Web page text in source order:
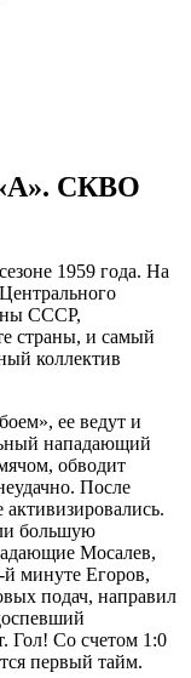
СКВО
1959 года. На
СССР,
страны, и самый
коллектив
ее ведут и
нападающий
обводит
После
большую
Мосалев,
минуте Егоров,
подач, направил
Гол! Со счетом 1:0
первый тайм.